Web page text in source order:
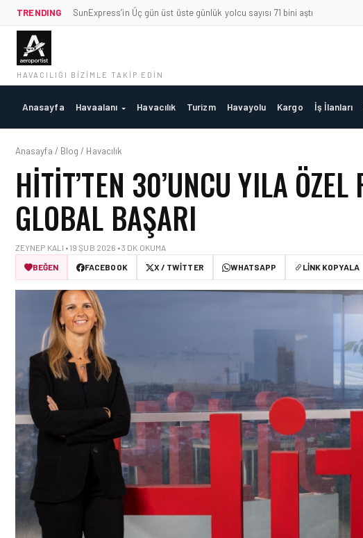
TRENDING SunExpress’in Üç gün üst üste günlük yolcu sayısı 71 bini aştı
HAVACILIĞI BIZIMLE TAKIP EDIN
Anasayfa Havaalanı Havacılık Turizm Havayolu Kargo İş İlanları
Anasayfa / Blog / Havacılık
HITIT’TEN 30’UNCU YILA
GLOBAL BAŞARI
ZEYNEP KALI • 19 ŞUB 2026 • 3 DK OKUMA
BEĞEN
FACEBOOK X / TWITTER WHATSAPP LINK KOPYALA